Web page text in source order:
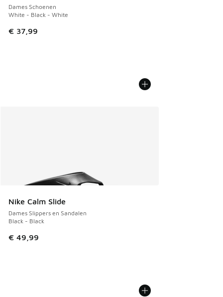
Dames Schoenen
White - Black - White
€ 37,99
Nike Calm Slide
Dames Slippers en Sandalen
Black - Black
€ 49,99